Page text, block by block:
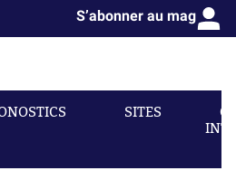
S’abonner au mag
SITES